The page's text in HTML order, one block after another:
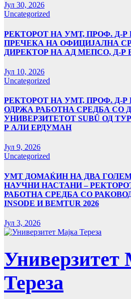
Јул 30, 2026
Uncategorized
РЕКТОРОТ НА УМТ, ПРОФ. Д-
ПРЕЧЕКА НА ОФИЦИЈАЛНА
ДИРЕКТОР НА АД МЕПСО, Д-
Јул 10, 2026
Uncategorized
РЕКТОРОТ НА УМТ, ПРОФ. Д-
ОДРЖА РАБОТНА СРЕДБА СО
УНИВЕРЗИТЕТОТ SUBÜ ОД
Р АЛИ ЕРДУМАН
Јул 9, 2026
Uncategorized
УMТ ДОМАЌИН НА ДВА
НАУЧНИ НАСТАНИ –
РАБОТНА СРЕДБА СО
INSODE И BEMTUR 2026
Јул 3, 2026
Универзитет
Тереза